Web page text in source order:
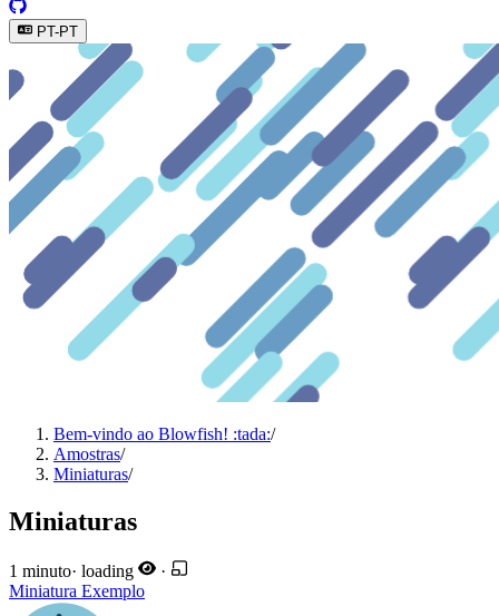
PT-PT
Bem-vindo ao Blowfish! :tada:/
Amostras/
Miniaturas/
Miniaturas
1 minuto· loading
·
Miniatura Exemplo